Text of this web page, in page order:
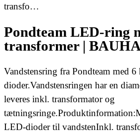
transfo…
Pondteam LED-ring
transformer |
Vandstensring fra Pondteam med
dioder.Vandstensringen har en
leveres inkl. transformator og
LED-dioder til vandstenInkl.